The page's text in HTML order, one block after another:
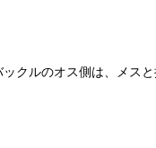
クルのオス側は、メス